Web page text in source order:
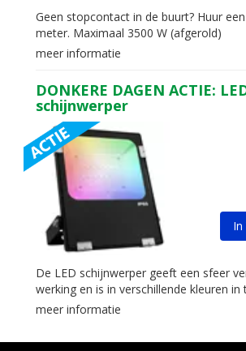
Geen stopcontact in de buurt? Huur
meter. Maximaal 3500 W (afgerold)
meer informatie
DONKERE DAGEN ACTIE:
schijnwerper
In
De LED schijnwerper geeft een sfeer
werking en is in verschillende kleuren in
meer informatie